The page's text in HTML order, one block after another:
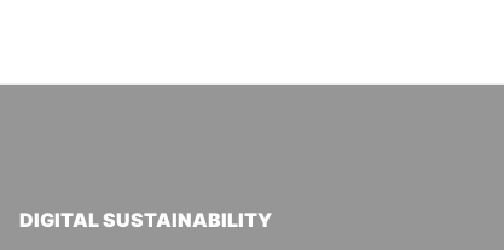
DIGITAL SUSTAINABILITY